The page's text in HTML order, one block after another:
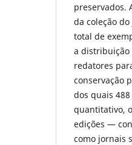
preservados.
da coleção
total de
a distribuição
redatores
conservação
dos quais
quantitativo,
edições —
como jornais